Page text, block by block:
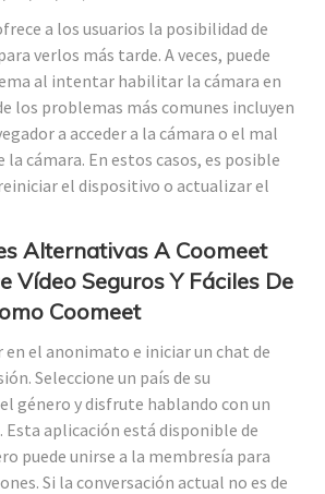
a los usuarios la posibilidad de
verlos más tarde. A veces, puede
al intentar habilitar la cámara en
los problemas más comunes incluyen
a acceder a la cámara o el mal
cámara. En estos casos, es posible
el dispositivo o actualizar el
Alternativas A Coomeet
Vídeo Seguros Y Fáciles De
Coomeet
en el anonimato e iniciar un chat de
Seleccione un país de su
género y disfrute hablando con un
aplicación está disponible de
puede unirse a la membresía para
Si la conversación actual no es de